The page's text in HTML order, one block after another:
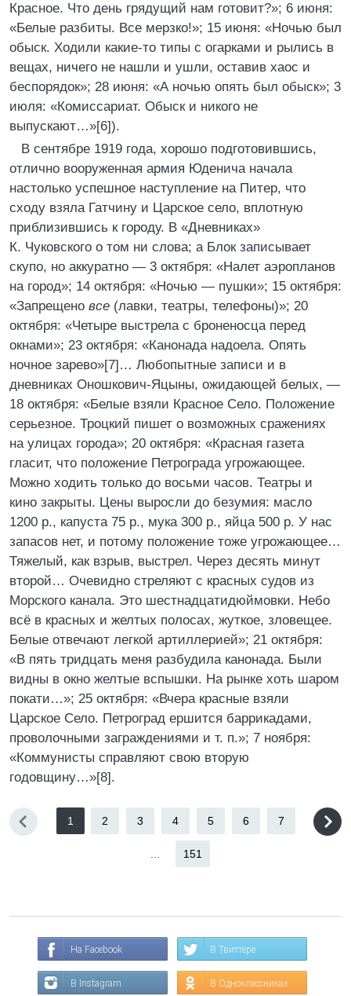
Красное. Что день грядущий нам готовит?»; 6 июня:
«Белые разбиты. Все мерзко!»; 15 июня: «Ночью был
обыск. Ходили какие-то типы с огарками и рылись в
вещах, ничего не нашли и ушли, оставив хаос и
беспорядок»; 28 июня: «А ночью опять был обыск»; 3
июля: «Комиссариат. Обыск и никого не
выпускают…»[6]).
В сентябре 1919 года, хорошо подготовившись,
отлично вооруженная армия Юденича начала
настолько успешное наступление на Питер, что
сходу взяла Гатчину и Царское село, вплотную
приблизившись к городу. В «Дневниках»
К. Чуковского о том ни слова; а Блок записывает
скупо, но аккуратно — 3 октября: «Налет аэропланов
на город»; 14 октября: «Ночью — пушки»; 15 октября:
«Запрещено все (лавки, театры, телефоны)»; 20
октября: «Четыре выстрела с броненосца перед
окнами»; 23 октября: «Канонада надоела. Опять
ночное зарево»[7]… Любопытные записи и в
дневниках Оношкович-Яцыны, ожидающей белых, —
18 октября: «Белые взяли Красное Село. Положение
серьезное. Троцкий пишет о возможных сражениях
на улицах города»; 20 октября: «Красная газета
гласит, что положение Петрограда угрожающее.
Можно ходить только до восьми часов. Театры и
кино закрыты. Цены выросли до безумия: масло
1200 р., капуста 75 р., мука 300 р., яйца 500 р. У нас
запасов нет, и потому положение тоже угрожающее…
Тяжелый, как взрыв, выстрел. Через десять минут
второй… Очевидно стреляют с красных судов из
Морского канала. Это шестнадцатидюймовки. Небо
всё в красных и желтых полосах, жуткое, зловещее.
Белые отвечают легкой артиллерией»; 21 октября:
«В пять тридцать меня разбудила канонада. Были
видны в окно желтые вспышки. На рынке хоть шаром
покати…»; 25 октября: «Вчера красные взяли
Царское Село. Петроград ершится баррикадами,
проволочными заграждениями и т. п.»; 7 ноября:
«Коммунисты справляют свою вторую
годовщину…»[8].
1 2 3 4 5 6 7
151
На Facebook В Твиттере
В Instagram В Одноклассниках